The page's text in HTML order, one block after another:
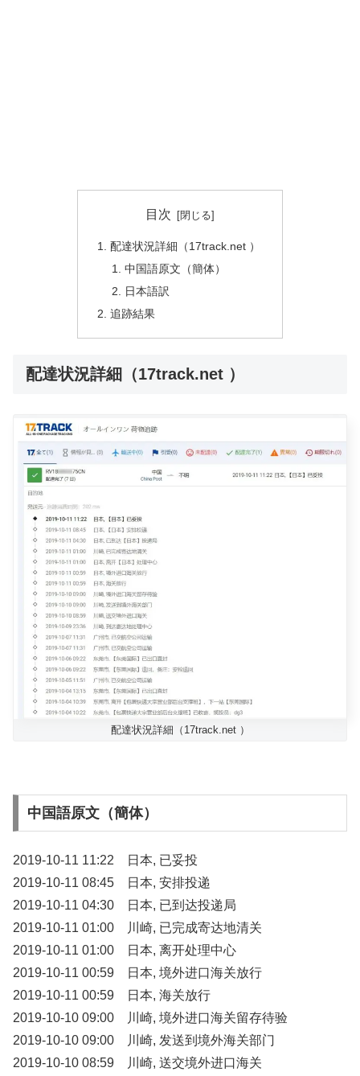
目次
配達状況詳細（17track.net ）
中国語原文（簡体）
日本語訳
追跡結果
配達状況詳細（17track.net ）
配達状況詳細（17track.net ）
中国語原文（簡体）
2019-10-11 11:22 日本, 已妥投
2019-10-11 08:45 日本, 安排投递
2019-10-11 04:30 日本, 已到达投递局
2019-10-11 01:00 川崎, 已完成寄达地清关
2019-10-11 01:00 日本, 离开处理中心
2019-10-11 00:59 日本, 境外进口海关放行
2019-10-11 00:59 日本, 海关放行
2019-10-10 09:00 川崎, 境外进口海关留存待验
2019-10-10 09:00 川崎, 发送到境外海关部门
2019-10-10 08:59 川崎, 送交境外进口海关